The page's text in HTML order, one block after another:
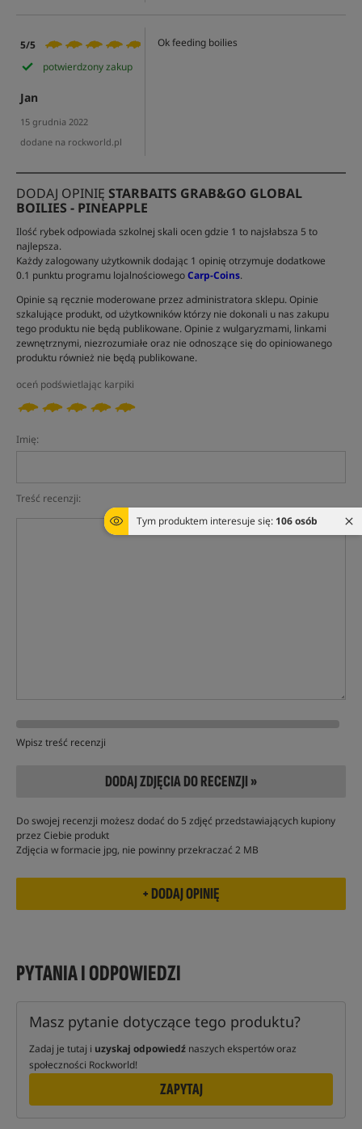
Tym produktem interesuje się: 106 osób
5/5
potwierdzony zakup
Jan
15 grudnia 2022
dodane na rockworld.pl
Ok feeding boilies
DODAJ OPINIĘ STARBAITS GRAB&GO GLOBAL
BOILIES - PINEAPPLE
Ilość rybek odpowiada szkolnej skali ocen gdzie 1 to najsłabsza 5 to
najlepsza.
Każdy zalogowany użytkownik dodając 1 opinię otrzymuje dodatkowe
0.1 punktu programu lojalnościowegoCarp-Coins.
Opinie są ręcznie moderowane przez administratora sklepu. Opinie
szkalujące produkt, od użytkowników którzy nie dokonali u nas zakupu
tego produktu nie będą publikowane. Opinie z wulgaryzmami, linkami
zewnętrznymi, niezrozumiałe oraz nie odnoszące się do opiniowanego
produktu również nie będą publikowane.
oceń podświetlając karpiki
Imię:
Treść recenzji:
Wpisz treść recenzji
DODAJ ZDJĘCIA DO RECENZJI »
Do swojej recenzji możesz dodać do 5 zdjęć przedstawiających kupiony
przez Ciebie produkt
Zdjęcia w formacie jpg, nie powinny przekraczać 2 MB
PYTANIA I ODPOWIEDZI
Masz pytanie dotyczące tego produktu?
Zadaj je tutaj i uzyskaj odpowiedź naszych ekspertów oraz
społeczności Rockworld!
ZAPYTAJ